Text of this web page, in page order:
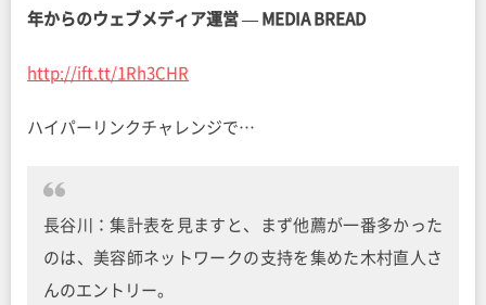
年からのウェブメディア運営 — MEDIA BREAD
http://ift.tt/1Rh3CHR
ハイパーリンクチャレンジで…
長谷川：集計表を見ますと、まず他薦が一番多かった
のは、美容師ネットワークの支持を集めた木村直人さ
んのエントリー。